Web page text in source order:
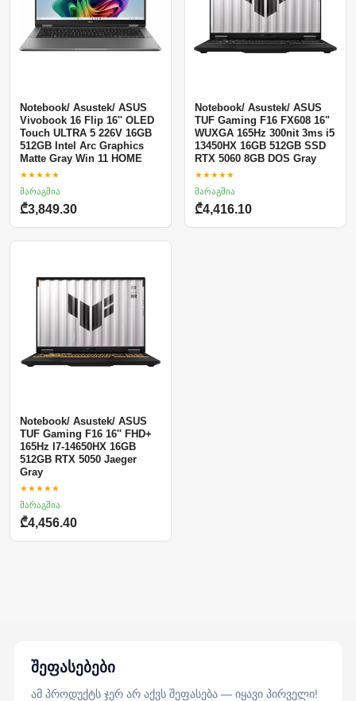
Notebook/ Asustek/ ASUS
Vivobook 16 Flip 16'' OLED
Touch ULTRA 5 226V 16GB
512GB Intel Arc Graphics
Matte Gray Win 11 HOME
★★★★★
მარაგშია
₾3,849.30
Notebook/ Asustek/ ASUS
TUF Gaming F16 FX608 16"
WUXGA 165Hz 300nit 3ms i5
13450HX 16GB 512GB SSD
RTX 5060 8GB DOS Gray
★★★★★
მარაგშია
₾4,416.10
Notebook/ Asustek/ ASUS
TUF Gaming F16 16'' FHD+
165Hz I7-14650HX 16GB
512GB RTX 5050 Jaeger
Gray
★★★★★
მარაგშია
₾4,456.40
შეფასებები
ამ პროდუქტს ჯერ არ აქვს შეფასება — იყავი პირველი!